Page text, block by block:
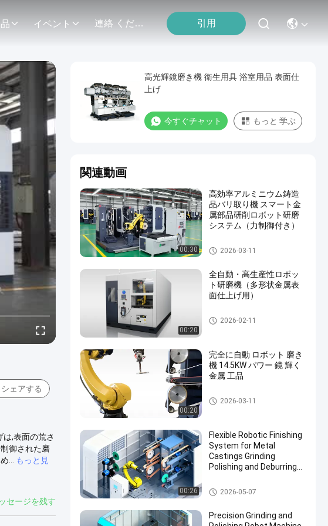
イベント 連絡 ください 引用
シェアする
,表面の荒さ
御された磨
...
もっと見
セージを残す
高光輝鏡磨き機 衛生用具 浴室用品 表面仕
上げ
今すぐチャット もっと 学ぶ
関連動画
00:30
高効率アルミニウム鋳造
品バリ取り機 スマート金
属部品研削ロボット研磨
システム（力制御付き）
自動粉砕の磨く機械
2026-03-11
00:20
全自動・高生産性ロボッ
ト研磨機（多形状金属表
面仕上げ用）
CNCの磨く機械
2026-02-11
00:20
完全に自動 ロボット 磨き
機 14.5KW パワー 鏡 輝く
金属 工品
ロボット デブーリング 磨き 磨
き 機械
2026-03-11
00:26
Flexible Robotic Finishing
System for Metal
Castings Grinding
Polishing and Deburring
磨きや磨き機
2026-05-07
Precision Grinding and